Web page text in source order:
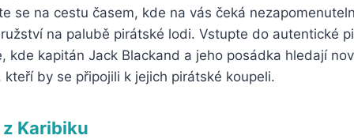
se na cestu časem, kde na vás čeká
na palubě pirátské lodi. Vstupte do autentické
kde kapitán Jack Blackand a jeho posádka hledají
kteří by se připojili k jejich pirátské koupeli.
Karibiku